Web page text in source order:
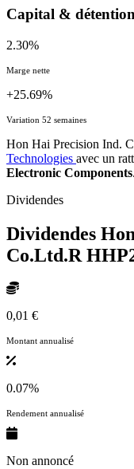
Capital & détention
2.30%
Marge nette
+25.69%
Variation 52 semaines
Hon Hai Precision Ind.
Technologies avec un
Electronic Components.
Dividendes
Dividendes
Co.Ltd.R
0,01 €
Montant annualisé
0.07%
Rendement annualisé
Non annoncé